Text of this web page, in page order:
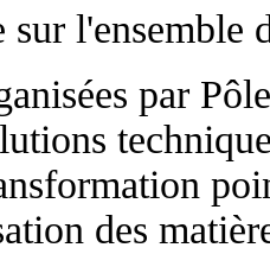
sur l'ensemble
par
des